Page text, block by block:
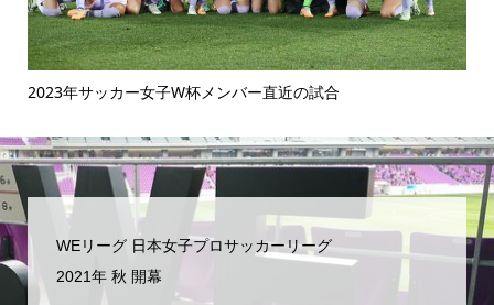
2023年サッカー女子W杯メンバー直近の試合
WEリーグ 日本女子プロサッカーリーグ
2021年 秋 開幕